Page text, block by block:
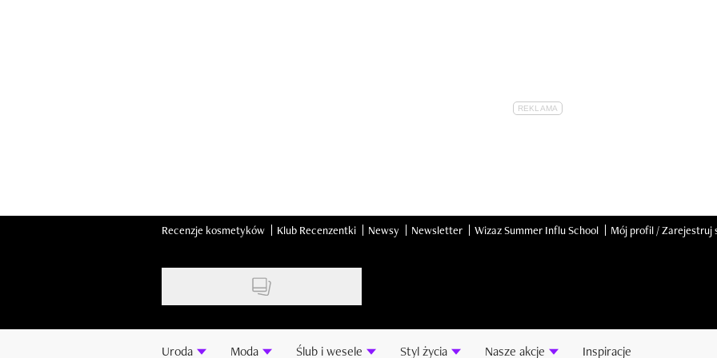
Recenzje kosmetyków Klub Recenzentki Newsy Newsletter Wizaz Summer Influ School Mój profil / Zarejestruj
Uroda Moda Ślub i wesele Styl życia Nasze akcje Inspiracje